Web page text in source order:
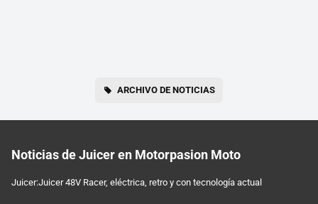
ARCHIVO DE NOTICIAS
Noticias de Juicer en Motorpasion Moto
Juicer:Juicer 48V Racer, eléctrica, retro y con tecnología actual